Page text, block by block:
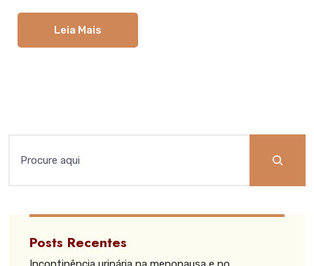
Leia Mais
Posts Recentes